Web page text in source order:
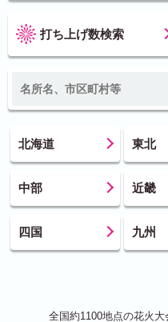
打ち上げ数検索
北海道 東北
中部 近畿
四国 九州
全国約1100地点の花火